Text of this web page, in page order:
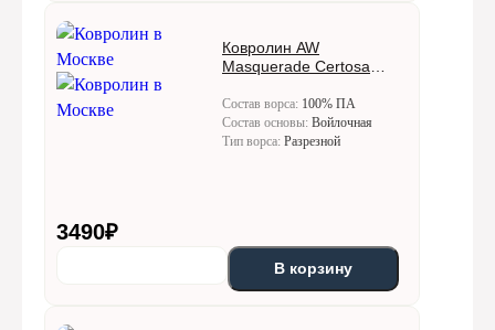
Ковролин AW
Masquerade Certosa
Состав ворса: 100% ПА
Состав основы: Войлочная
Тип ворса: Разрезной
3490₽
В корзину